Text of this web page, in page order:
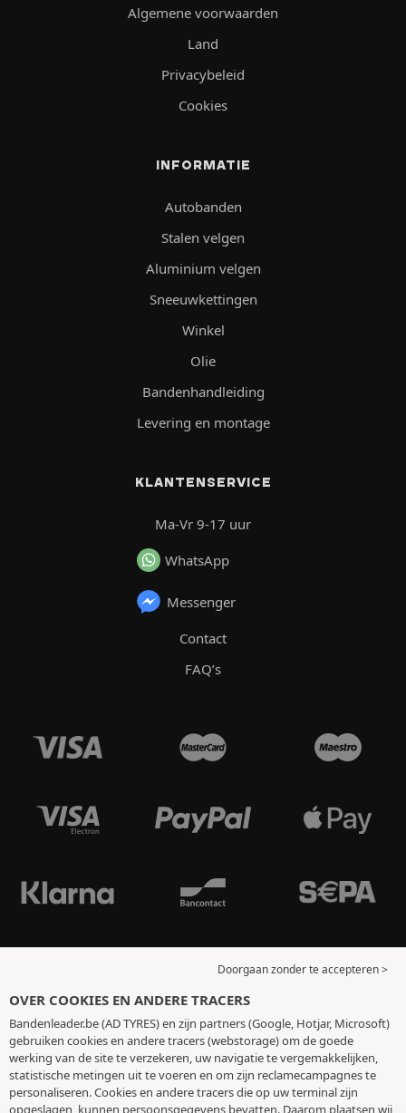
Algemene voorwaarden
Land
Privacybeleid
Cookies
INFORMATIE
Autobanden
Stalen velgen
Aluminium velgen
Sneeuwkettingen
Winkel
Olie
Bandenhandleiding
Levering en montage
KLANTENSERVICE
Ma-Vr 9-17 uur
WhatsApp
Messenger
Contact
FAQ’s
Doorgaan zonder te accepteren >
OVER COOKIES EN ANDERE TRACERS
Bandenleader.be (AD TYRES) en zijn partners (Google, Hotjar, Microsoft)
gebruiken cookies en andere tracers (webstorage) om de goede
werking van de site te verzekeren, uw navigatie te vergemakkelijken,
statistische metingen uit te voeren en om zijn reclamecampagnes te
personaliseren. Cookies en andere tracers die op uw terminal zijn
opgeslagen, kunnen persoonsgegevens bevatten. Daarom plaatsen wij